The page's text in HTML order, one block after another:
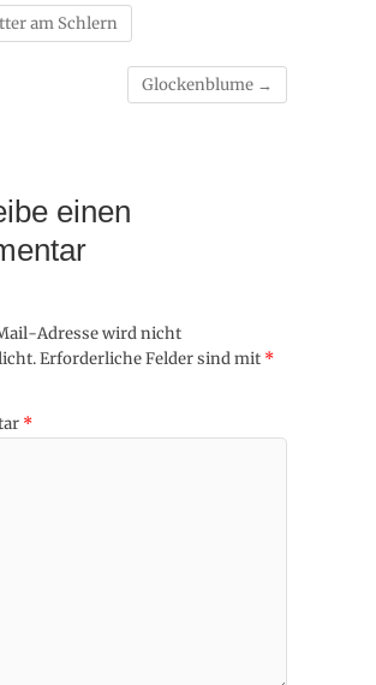
am Schlern
Glockenblume →
einen
Adresse wird nicht
Erforderliche Felder sind mit *
*